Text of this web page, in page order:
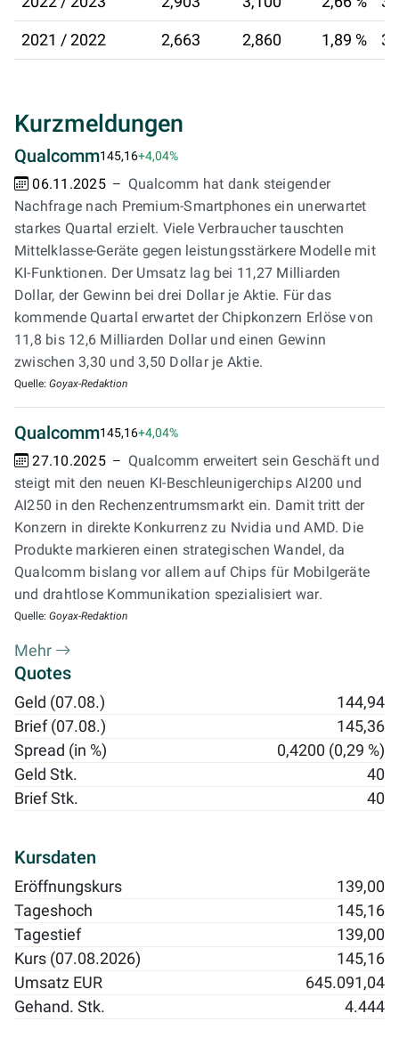
2021 / 2022 2,663 2,860 1,89 %
Kurzmeldungen
Qualcomm145,16+4,04%
06.11.2025
Qualcomm hat dank steigender
Nachfrage nach Premium-Smartphones ein unerwartet
starkes Quartal erzielt. Viele Verbraucher tauschten
Mittelklasse-Geräte gegen leistungsstärkere Modelle mit
KI-Funktionen. Der Umsatz lag bei 11,27 Milliarden
Dollar, der Gewinn bei drei Dollar je Aktie. Für das
kommende Quartal erwartet der Chipkonzern Erlöse von
11,8 bis 12,6 Milliarden Dollar und einen Gewinn
zwischen 3,30 und 3,50 Dollar je Aktie.
Quelle: Goyax-Redaktion
Qualcomm145,16+4,04%
27.10.2025
Qualcomm erweitert sein Geschäft und
steigt mit den neuen KI-Beschleunigerchips AI200 und
AI250 in den Rechenzentrumsmarkt ein. Damit tritt der
Konzern in direkte Konkurrenz zu Nvidia und AMD. Die
Produkte markieren einen strategischen Wandel, da
Qualcomm bislang vor allem auf Chips für Mobilgeräte
und drahtlose Kommunikation spezialisiert war.
Quelle: Goyax-Redaktion
Mehr
Quotes
Geld (07.08.)
144,94
Brief (07.08.)
145,36
Spread (in %)
0,4200 (0,29 %)
Geld Stk.
40
Brief Stk.
40
Kursdaten
Eröffnungskurs
139,00
Tageshoch
145,16
Tagestief
139,00
Kurs (07.08.2026)
145,16
Umsatz EUR
645.091,04
Gehand. Stk.
4.444